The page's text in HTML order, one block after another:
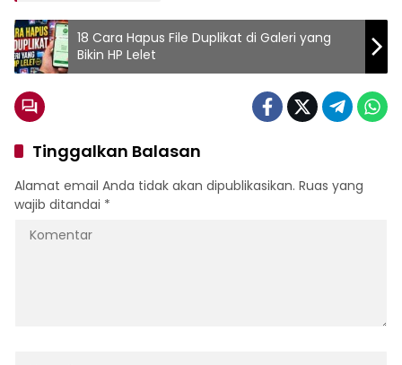
18 Cara Hapus File Duplikat di Galeri yang
Bikin HP Lelet
Tinggalkan Balasan
Alamat email Anda tidak akan dipublikasikan. Ruas yang
wajib ditandai *